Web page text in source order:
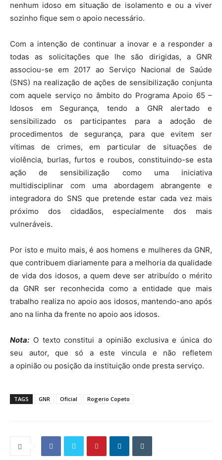
nenhum idoso em situação de isolamento e ou a viver
sozinho fique sem o apoio necessário.
Com a intenção de continuar a inovar e a responder a
todas as solicitações que lhe são dirigidas, a GNR
associou-se em 2017 ao Serviço Nacional de Saúde
(SNS) na realização de ações de sensibilização conjunta
com aquele serviço no âmbito do Programa Apoio 65 –
Idosos em Segurança, tendo a GNR alertado e
sensibilizado os participantes para a adoção de
procedimentos de segurança, para que evitem ser
vítimas de crimes, em particular de situações de
violência, burlas, furtos e roubos, constituindo-se esta
ação de sensibilização como uma iniciativa
multidisciplinar com uma abordagem abrangente e
integradora do SNS que pretende estar cada vez mais
próximo dos cidadãos, especialmente dos mais
vulneráveis.
Por isto e muito mais, é aos homens e mulheres da GNR,
que contribuem diariamente para a melhoria da qualidade
de vida dos idosos, a quem deve ser atribuído o mérito
da GNR ser reconhecida como a entidade que mais
trabalho realiza no apoio aos idosos, mantendo-ano após
ano na linha da frente no apoio aos idosos.
Nota: O texto constitui a opinião exclusiva e única do
seu autor, que só a este vincula e não refletem
a opinião ou posição da instituição onde presta serviço.
TAGS GNR Oficial Rogerio Copeto